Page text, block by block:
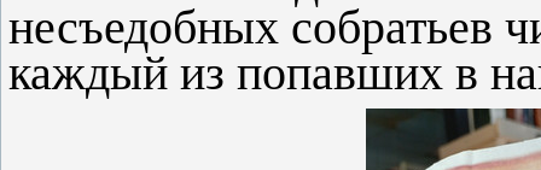
несъедобных собратьев
каждый из попавших в